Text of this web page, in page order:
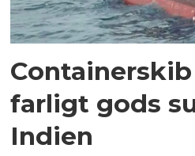
farligt gods
Indien